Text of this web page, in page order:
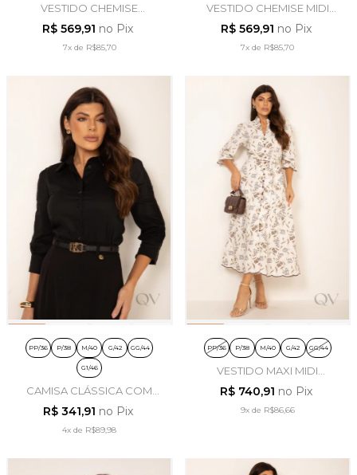
VESTIDO CHEMISE
BORDADO EM ALGODÃO
NUDE - LEKAZIS
R$ 569,91 no Pix
7xde R$85,70
VESTIDO CHEMISE MIDI
COM BORDADO EM
ALFAIATARIA BEGE - LEKAZIS
R$ 569,91 no Pix
7x de R$85,70
PP/36 P/38 M/40 G/42 GG/44
G1/46
CAMISA CLÁSSICA COM
ENTREMEIOS EM TRICOLINE
PRETO - LEKAZIS
R$ 341,91 no Pix
4x de R$89,98
PP/36 P/38 M/40 G/42 GG/44
VESTIDO MAXI MIDI
BORDADO EM ALGODÃO
CRU - LEKAZIS
R$ 740,91 no Pix
9xde R$86,66